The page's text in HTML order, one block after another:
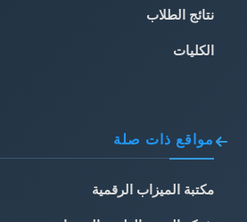
نتائج الطلاب
الكليات
مواقع ذات صلة
مكتبة الميزاب الرقمية